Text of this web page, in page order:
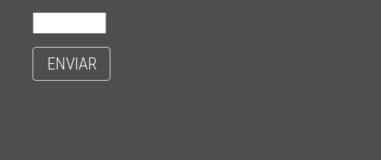
ENVIAR